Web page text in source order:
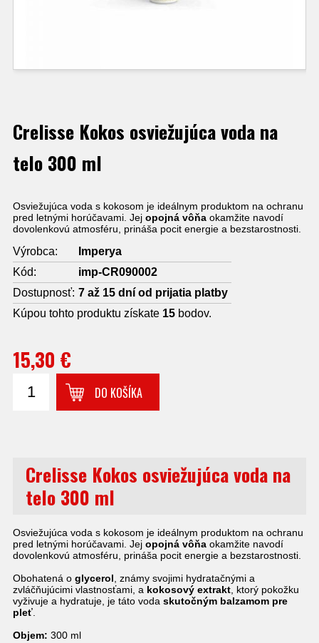
Crelisse Kokos osviežujúca voda na
telo 300 ml
Osviežujúca voda s kokosom je ideálnym produktom na ochranu
pred letnými horúčavami. Jej opojná vôňa okamžite navodí
dovolenkovú atmosféru, prináša pocit energie a bezstarostnosti.
Výrobca:
Imperya
Kód:
imp-CR090002
Dostupnosť: 7 až 15 dní od prijatia platby
Kúpou tohto produktu získate 15 bodov.
15,30 €
DO KOŠÍKA
Crelisse Kokos osviežujúca voda na
telo 300 ml
Osviežujúca voda s kokosom je ideálnym produktom na ochranu
pred letnými horúčavami. Jej opojná vôňa okamžite navodí
dovolenkovú atmosféru, prináša pocit energie a bezstarostnosti.
Obohatená o glycerol, známy svojimi hydratačnými a
zvláčňujúcimi vlastnosťami, a kokosový extrakt, ktorý pokožku
vyživuje a hydratuje, je táto voda skutočným balzamom pre
pleť.
Objem: 300 ml